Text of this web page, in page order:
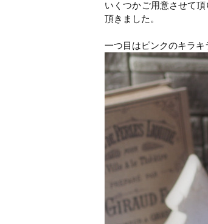
いくつかご用意させて
頂きました。
一つ目はピンクのキラキ